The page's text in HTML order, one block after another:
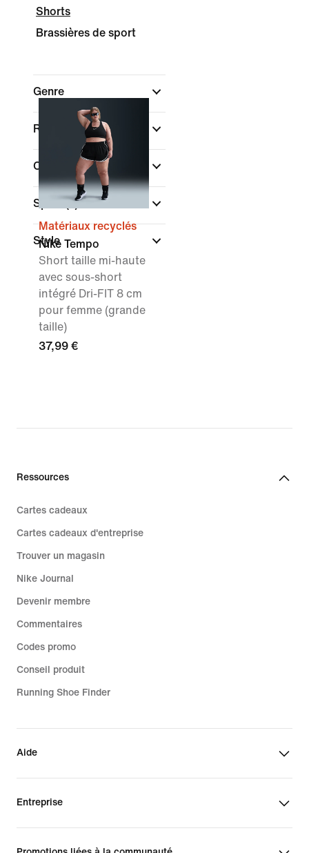
Shorts
Brassières de sport
Genre
Rechercher par prix
Couleur
Sport (1)
Style
Matériaux recyclés
Nike Tempo
Short taille mi-haute
avec sous-short
intégré Dri-FIT 8 cm
pour femme (grande
taille)
37,99 €
Ressources
Cartes cadeaux
Cartes cadeaux d'entreprise
Trouver un magasin
Nike Journal
Devenir membre
Commentaires
Codes promo
Conseil produit
Running Shoe Finder
Aide
Entreprise